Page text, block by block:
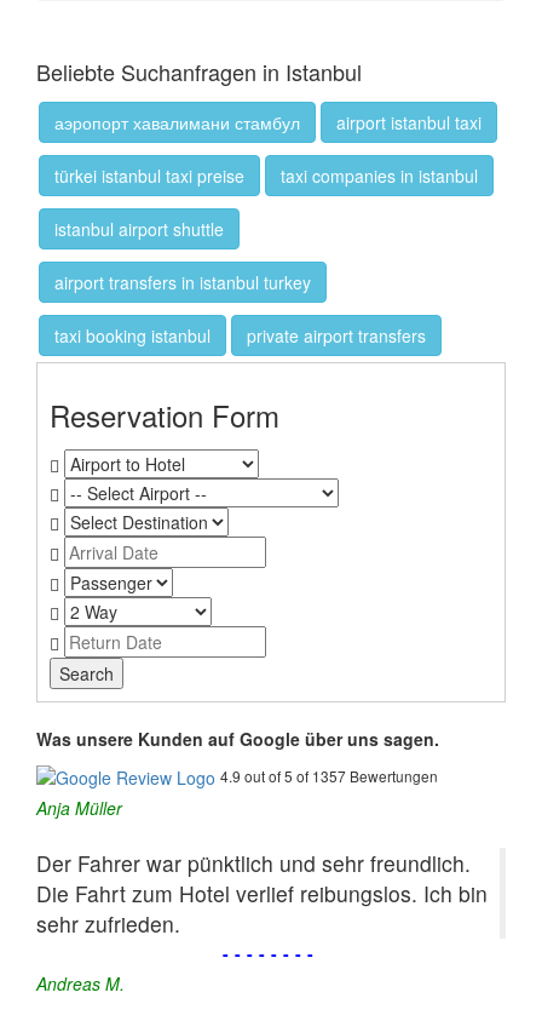
Beliebte Suchanfragen in Istanbul
аэропорт хавалимани стамбул airport istanbul taxi
türkei istanbul taxi preise taxi companies in istanbul
istanbul airport shuttle
airport transfers in istanbul turkey
taxi booking istanbul private airport transfers
Reservation Form
Was unsere Kunden auf Google über uns sagen.
4.9 out of 5 of 1357 Bewertungen
Anja Müller
Der Fahrer war pünktlich und sehr freundlich.
Die Fahrt zum Hotel verlief reibungslos. Ich bin
sehr zufrieden.
--------
Andreas M.